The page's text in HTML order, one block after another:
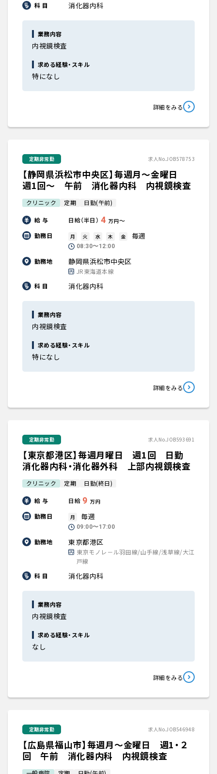
科 目
消化器内科
業務内容
内視鏡検査
求める経験・スキル
特になし
詳細をみる
定期非常勤 求人No.JOB578753
【静岡県浜松市中央区】毎週月～金曜日
週1回～ 午前 消化器内科 内視鏡検査
クリニック 定期 日勤(午前)
給 与 日給（半日） 4 万円〜
勤務日
月 火 水 木 金 毎週
08:30〜12:00
勤務地 静岡県浜松市中央区
JR東海道本線
科 目
消化器内科
業務内容
内視鏡検査
求める経験・スキル
特になし
詳細をみる
定期非常勤 求人No.JOB593691
【東京都港区】毎週月曜日 週1回 日勤
消化器内科・消化器外科 上部内視鏡検査
クリニック 定期 日勤(終日)
給 与 日給 9 万円
勤務日 月 毎週
09:00〜17:00
勤務地 東京都港区
東京モノレ－ル羽田線/山手線/浅草線/大江
戸線
科 目
消化器内科
業務内容
内視鏡検査
求める経験・スキル
なし
詳細をみる
定期非常勤 求人No.JOB546948
【広島県福山市】毎週月～金曜日 週1・２
回 午前 消化器内科 内視鏡検査